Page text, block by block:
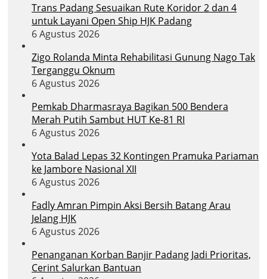
Trans Padang Sesuaikan Rute Koridor 2 dan 4
untuk Layani Open Ship HJK Padang
6 Agustus 2026
Zigo Rolanda Minta Rehabilitasi Gunung Nago Tak
Terganggu Oknum
6 Agustus 2026
Pemkab Dharmasraya Bagikan 500 Bendera
Merah Putih Sambut HUT Ke-81 RI
6 Agustus 2026
Yota Balad Lepas 32 Kontingen Pramuka Pariaman
ke Jambore Nasional XII
6 Agustus 2026
Fadly Amran Pimpin Aksi Bersih Batang Arau
Jelang HJK
6 Agustus 2026
Penanganan Korban Banjir Padang Jadi Prioritas,
Cerint Salurkan Bantuan